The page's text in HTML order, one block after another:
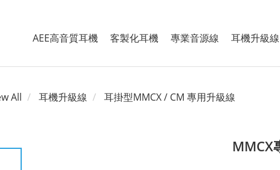
AEE高音質耳機 客製化耳機 專業音源線 耳機升級線
All 耳機升級線 耳掛型MMCX / CM 專用升級線
MMCX